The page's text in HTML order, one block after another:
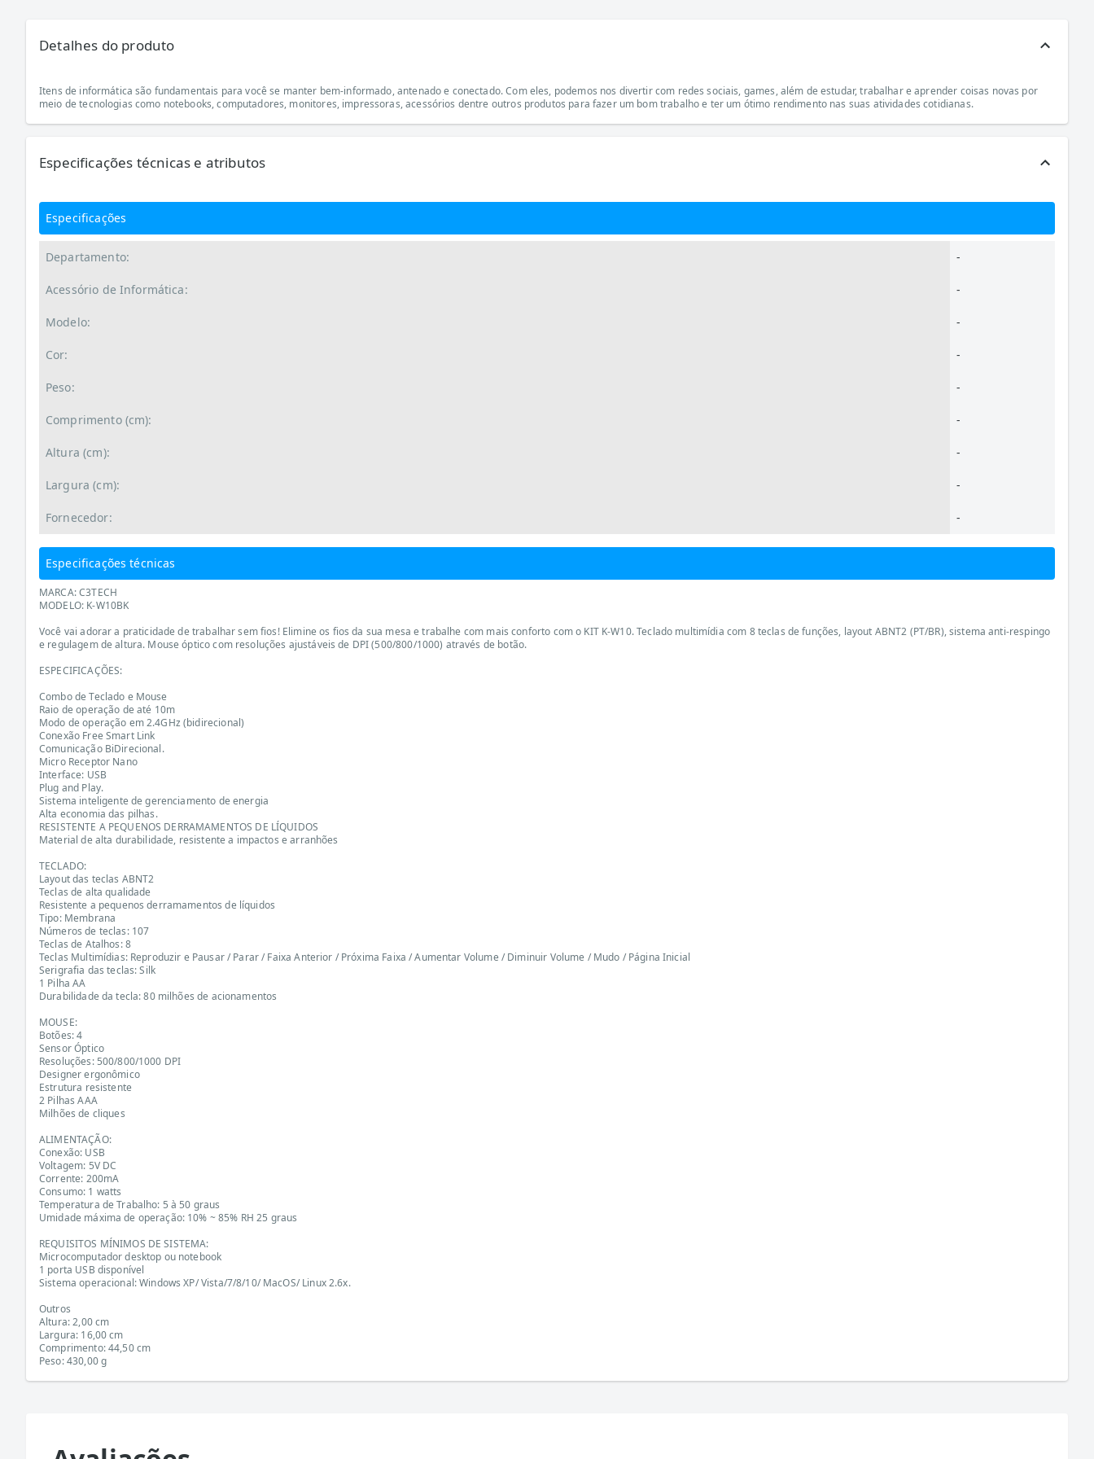
Detalhes do produto
Itens de informática são fundamentais para você se manter bem-informado, antenado e conectado. Com eles, podemos nos divertir com redes sociais, games, além de estudar, trabalhar e aprender coisas novas por
meio de tecnologias como notebooks, computadores, monitores, impressoras, acessórios dentre outros produtos para fazer um bom trabalho e ter um ótimo rendimento nas suas atividades cotidianas.
Especificações técnicas e atributos
Especificações
Departamento: -
Acessório de Informática: -
Modelo: -
Cor: -
Peso: -
Comprimento (cm): -
Altura (cm): -
Largura (cm): -
Fornecedor: -
Especificações técnicas
MARCA: C3TECH
MODELO: K-W10BK
Você vai adorar a praticidade de trabalhar sem fios! Elimine os fios da sua mesa e trabalhe com mais conforto com o KIT K-W10. Teclado multimídia com 8 teclas de funções, layout ABNT2 (PT/BR), sistema anti-respingo
e regulagem de altura. Mouse óptico com resoluções ajustáveis de DPI (500/800/1000) através de botão.
ESPECIFICAÇÕES:
Combo de Teclado e Mouse
Raio de operação de até 10m
Modo de operação em 2.4GHz (bidirecional)
Conexão Free Smart Link
Comunicação BiDirecional.
Micro Receptor Nano
Interface: USB
Plug and Play.
Sistema inteligente de gerenciamento de energia
Alta economia das pilhas.
RESISTENTE A PEQUENOS DERRAMAMENTOS DE LÍQUIDOS
Material de alta durabilidade, resistente a impactos e arranhões
TECLADO:
Layout das teclas ABNT2
Teclas de alta qualidade
Resistente a pequenos derramamentos de líquidos
Tipo: Membrana
Números de teclas: 107
Teclas de Atalhos: 8
Teclas Multimídias: Reproduzir e Pausar / Parar / Faixa Anterior / Próxima Faixa / Aumentar Volume / Diminuir Volume / Mudo / Página Inicial
Serigrafia das teclas: Silk
1 Pilha AA
Durabilidade da tecla: 80 milhões de acionamentos
MOUSE:
Botões: 4
Sensor Óptico
Resoluções: 500/800/1000 DPI
Designer ergonômico
Estrutura resistente
2 Pilhas AAA
Milhões de cliques
ALIMENTAÇÃO:
Conexão: USB
Voltagem: 5V DC
Corrente: 200mA
Consumo: 1 watts
Temperatura de Trabalho: 5 à 50 graus
Umidade máxima de operação: 10% ~ 85% RH 25 graus
REQUISITOS MÍNIMOS DE SISTEMA:
Microcomputador desktop ou notebook
1 porta USB disponível
Sistema operacional: Windows XP/ Vista/7/8/10/ MacOS/ Linux 2.6x.
Outros
Altura: 2,00 cm
Largura: 16,00 cm
Comprimento: 44,50 cm
Peso: 430,00 g